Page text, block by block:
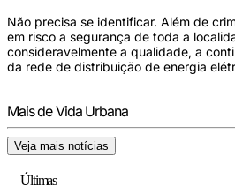
Não precisa se identificar. Além de
em risco a segurança de toda a
consideravelmente a qualidade, a
da rede de distribuição de energia
Mais de Vida Urbana
Veja mais notícias
Últimas